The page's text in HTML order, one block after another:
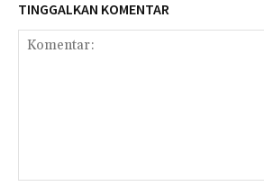
TINGGALKAN KOMENTAR